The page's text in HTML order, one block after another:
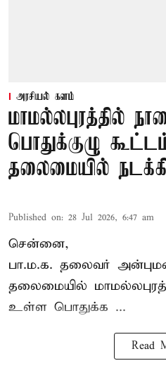
அரசியல் களம்
மாமல்லபுரத்தில்
பொதுக்குழு
தலைமையில்
Published on: 28 Jul 2026, 6:47 am
சென்னை,
பா.ம.க. தலைவர்
தலைமையில்
உள்ள பொதுக்க ...
Read